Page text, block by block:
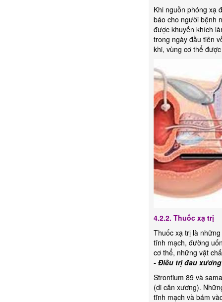
Khi nguồn phóng xạ
báo cho người bệnh
được khuyến khích
trong ngày đầu tiên
khi, vùng cơ thể
4.2.2. Thuốc xạ trị
Thuốc xạ trị là
tĩnh mạch, đường
cơ thể, những vật
- Điều trị đau xương
Strontium 89 và
(di căn xương).
tĩnh mạch và bám